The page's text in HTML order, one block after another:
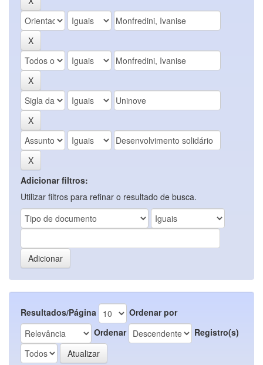
Adicionar filtros:
Utilizar filtros para refinar o resultado de busca.
Resultados/Página
Ordenar por
Ordenar
Registro(s)